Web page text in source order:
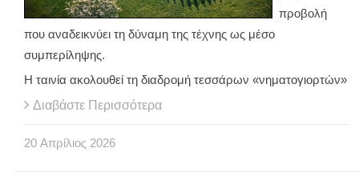
προβολή
που αναδεικνύει τη δύναμη της τέχνης ως μέσο
συμπερίληψης.
Η ταινία ακολουθεί τη διαδρομή τεσσάρων «νηματογιορτών»
Διαβάστε Περισσότερα
20 Απρίλιος 2026